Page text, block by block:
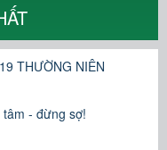
THƯỜNG NIÊN
- đừng sợ!